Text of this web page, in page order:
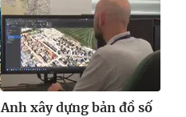
Anh xây dựng bản đồ số